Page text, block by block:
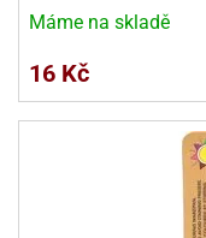
Máme na skladě
16 Kč